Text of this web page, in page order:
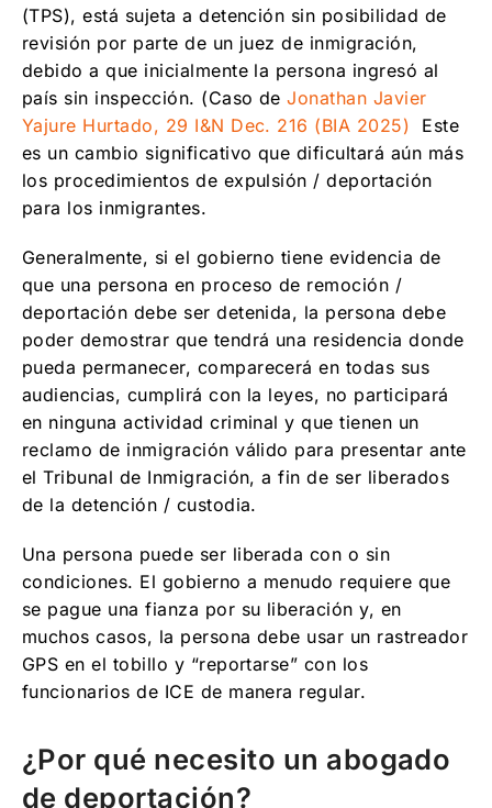
(TPS), está sujeta a detención sin posibilidad de
revisión por parte de un juez de inmigración,
debido a que inicialmente la persona ingresó al
país sin inspección. (Caso deJonathan Javier
Yajure Hurtado, 29 I&N Dec. 216 (BIA 2025) Este
es un cambio significativo que dificultará aún más
los procedimientos de expulsión / deportación
para los inmigrantes.
Generalmente, si el gobierno tiene evidencia de
que una persona en proceso de remoción /
deportación debe ser detenida, la persona debe
poder demostrar que tendrá una residencia donde
pueda permanecer, comparecerá en todas sus
audiencias, cumplirá con la leyes, no participará
en ninguna actividad criminal y que tienen un
reclamo de inmigración válido para presentar ante
el Tribunal de Inmigración, a fin de ser liberados
de la detención / custodia.
Una persona puede ser liberada con o sin
condiciones. El gobierno a menudo requiere que
se pague una fianza por su liberación y, en
muchos casos, la persona debe usar un rastreador
GPS en el tobillo y “reportarse” con los
funcionarios de ICE de manera regular.
¿Por qué necesito un abogado
de deportación?